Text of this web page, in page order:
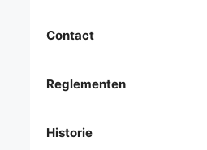
Contact
Reglementen
Historie